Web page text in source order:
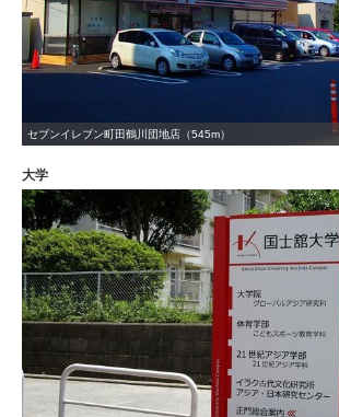
セブンイレブン町田鶴川団地店（545m）
大学